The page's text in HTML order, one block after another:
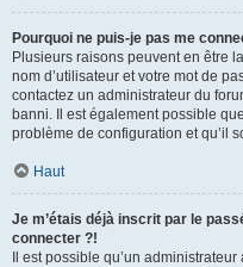
Pourquoi ne puis-je pas me
Plusieurs raisons peuvent en être
nom d’utilisateur et votre mot de
contactez un administrateur du
banni. Il est également possible
problème de configuration et qu’il
Haut
Je m’étais déjà inscrit par le
connecter ?!
Il est possible qu’un